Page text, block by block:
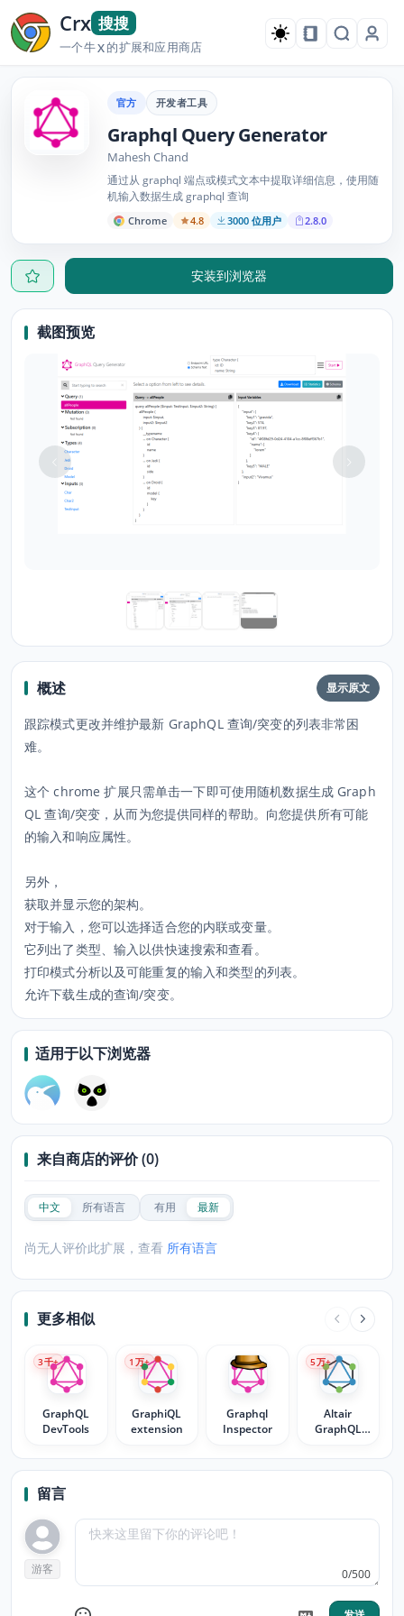
Crx 搜搜
一个牛X的扩展和应用商店
官方 开发者工具
Graphql Query Generator
Mahesh Chand
通过从 graphql 端点或模式文本中提取详细信息，使用随
机输入数据生成 graphql 查询
Chrome 4.8 3000 位用户 2.8.0
安装到浏览器
截图预览
概述 显示原文
跟踪模式更改并维护最新 GraphQL 查询/突变的列表非常困
难。
这个 chrome 扩展只需单击一下即可使用随机数据生成 Graph
QL 查询/突变，从而为您提供同样的帮助。向您提供所有可能
的输入和响应属性。
另外，
获取并显示您的架构。
对于输入，您可以选择适合您的内联或变量。
它列出了类型、输入以供快速搜索和查看。
打印模式分析以及可能重复的输入和类型的列表。
允许下载生成的查询/突变。
适用于以下浏览器
来自商店的评价 (0)
中文 所有语言 有用 最新
尚无人评价此扩展，查看 所有语言
更多相似
GraphQL
DevTools
3千+
GraphiQL
extension
1 万+
Graphql
Inspector
Altair
GraphQL
5万+
留言
游客 0/500